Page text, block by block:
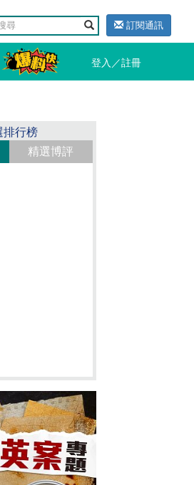
訂閱通訊
登入／註冊
排行榜
精選博評